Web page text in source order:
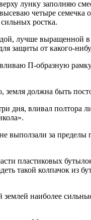
лунку заполняю
четыре семечка
ростка.
лучше выращенной
защиты от какого-
П-образную
земля должна быть
дня, вливал полтора
выползали за
пластиковых
такой колпачок
наиболее